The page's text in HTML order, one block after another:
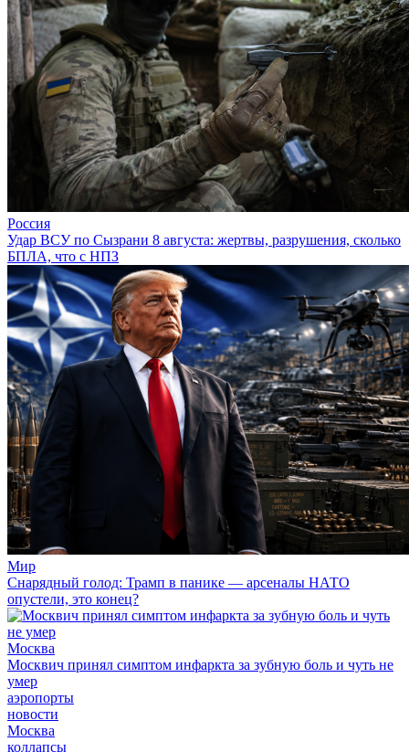
Россия
Удар ВСУ по Сызрани 8 августа: жертвы, разрушения, сколько
БПЛА, что с НПЗ
Мир
Снарядный голод: Трамп в панике — арсеналы НАТО
опустели, это конец?
Москва
Москвич принял симптом инфаркта за зубную боль и чуть не
умер
аэропорты
новости
Москва
коллапсы